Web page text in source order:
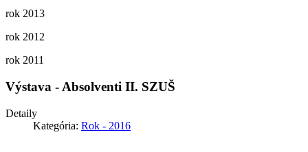
rok 2013
rok 2012
rok 2011
Výstava - Absolventi II. SZUŠ
Detaily
Kategória: Rok - 2016